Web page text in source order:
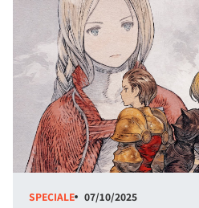
SPECIALE 07/10/2025